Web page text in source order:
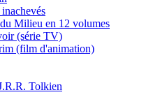
Milieu en 12 volumes
(série TV)
(film d'animation)
Tolkien